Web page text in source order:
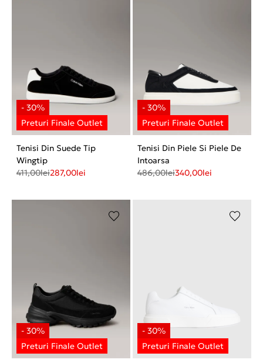
Tenisi Din Suede Tip
Wingtip
411,00lei287,00lei
Tenisi Din Piele Si Piele De
Intoarsa
486,00lei340,00lei